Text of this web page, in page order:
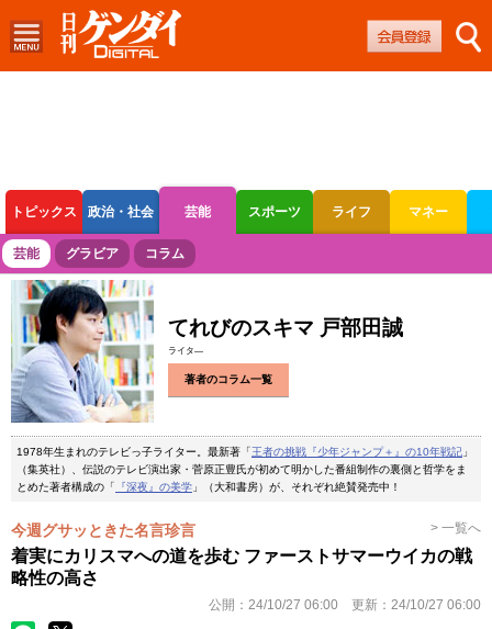
トピックス 政治・社会 芸能 スポーツ ライフ マネー
ボートレース 競輪 オートレース
芸能 グラビア コラム
てれびのスキマ 戸部田誠
ライタ―
著者のコラム一覧
1978年生まれのテレビっ子ライター。最新著「王者の挑戦『少年ジャンプ＋』の10年戦記 」
（集英社）、伝説のテレビ演出家・菅原正豊氏が初めて明かした番組制作の裏側と哲学をま
とめた著者構成の「 『深夜』の美学 」（大和書房）が、それぞれ絶賛発売中！
今週グサッときた名言珍言 > 一覧へ
着実にカリスマへの道を歩む ファーストサマーウイカの戦
略性の高さ
公開： 24/10/27 06:00 更新： 24/10/27 06:00